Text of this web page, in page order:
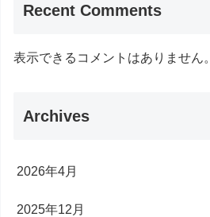
Recent Comments
表示できるコメントはありません。
Archives
2026年4月
2025年12月